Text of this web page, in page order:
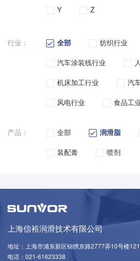
Y Z
行业： 全部 纺织行业
汽车涂装线行业
机床加工行业
汽
风电行业
食品工
产品： 全部 润滑脂
装配膏
喷剂
上海信裕润滑技术有限公司
地址：上海市浦东新区锦绣东路2777弄10号楼
电话：021-61623338